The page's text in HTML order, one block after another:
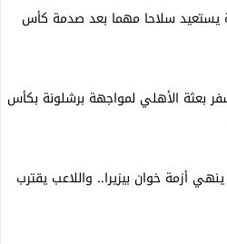
يستعيد سلاحا مهما بعد صدمة كأس
بعثة الأهلي لمواجهة برشلونة بكأس
ينهي أزمة خوان بيزيرا.. واللاعب يقترب